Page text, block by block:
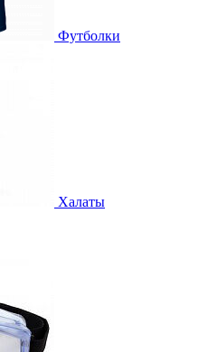
Футболки
Халаты